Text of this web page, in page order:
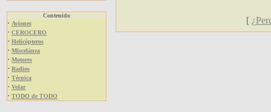
Contenido
· Aviones
· CEROCERO
· Helicópteros
· Miscelánea
· Motores
· Radios
· Técnica
· Volar
· TODO de TODO
[